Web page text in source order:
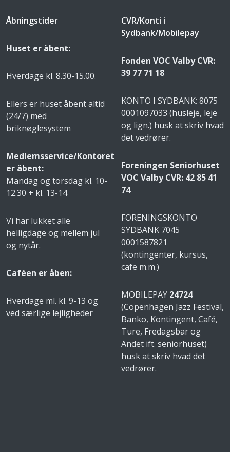
Åbningstider
Huset er åbent:
Hverdage kl. 8.30-15.00.
Ellers er huset åbent altid
(24/7) med
briknøglesystem
Medlemsservice/Kontoret
er åbent:
Mandag og torsdag kl. 10-
12.30 + kl. 13-14
Vi har lukket alle
helligdage og mellem jul
og nytår.
Caféen er åben:
Hverdage ml. kl. 9-13 og
ved særlige lejligheder
CVR/Konti i
Sydbank/Mobilepay
Fonden VOC Valby CVR:
39 77 71 18
KONTO I SYDBANK: 8075
0001097033 (husleje, leje
og lign.) husk at skriv hvad
det vedrører.
Foreningen Seniorhuset
VOC Valby CVR: 42 85 41
74
FORENINGSKONTO
SYDBANK 7045
0001587821
(kontingenter, kursus,
cafe m.m.)
MOBILEPAY 24724
(Copenhagen Jazz Festival,
Banko, Kontingent, Café,
Ture, Fredagsbar og
Andet ift. seniorhuset)
husk at skriv hvad det
vedrører.